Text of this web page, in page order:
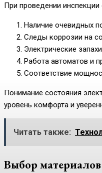
При проведении
Наличие очевидных
Следы коррозии на
Электрические
Работа автоматов и
Соответствие
Понимание состояния
уровень комфорта и
Читать также:
Выбор